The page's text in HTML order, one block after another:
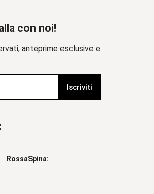
con noi!
anteprime esclusive e
Iscriviti
RossaSpina: